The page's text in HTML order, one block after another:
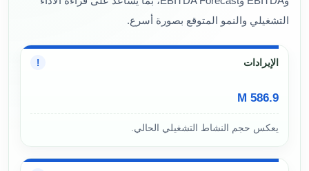
التشغيلي والنمو المتوقع بصورة أسرع.
الإيرادات !
586.9 M
يعكس حجم النشاط التشغيلي الحالي.